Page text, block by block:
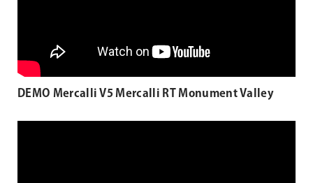
DEMO Mercalli V5 Mercalli RT Monument Valley